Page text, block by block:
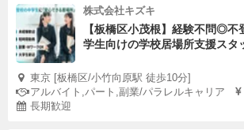
株式会社キズキ
【板橋区小茂根】経験不問◎不
学生向けの学校居場所支援スタ
東京 [板橋区/小竹向原駅 徒歩10分]
アルバイト,パート,副業/パラレルキャリア
長期歓迎